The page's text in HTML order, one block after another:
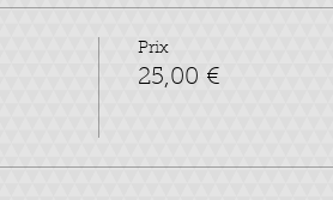
Prix
25,00 €